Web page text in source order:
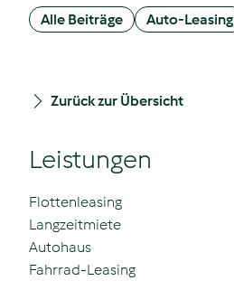
Alle Beiträge Auto-Leasing
Zurück zur Übersicht
Leistungen
Flottenleasing
Langzeitmiete
Autohaus
Fahrrad-Leasing